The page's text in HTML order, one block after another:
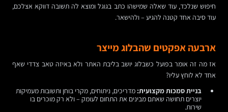
חיפוש שנלכד, עוד שאלה שמישהו כתב בגוגל ומוצא לה תשובה דווקא אצלכם,
עוד סיבה אחד קטנה להגיע – ולהישאר.
ארבעה אפקטים שהבלוג מייצר
אז מה זה אומר בפועל כשבלוג יושב בליבת האתר ולא באיזה טאב צדדי שאף
אחד לא לוחץ עליו?
בניית סמכות מקצועית: מדריכים, ניתוחים, מקרי בוחן ותשובות מעמיקות
יוצרים תחושה שאתם מבינים את התחום לעומק – ולא רק מוכרים בו
שירות.